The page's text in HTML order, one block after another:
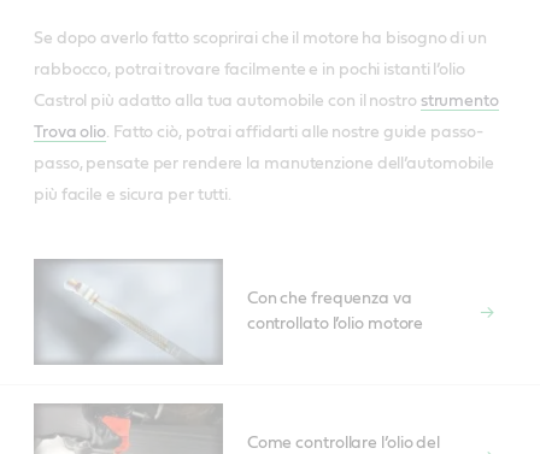
Se dopo averlo fatto scoprirai che il motore ha bisogno di un
rabbocco, potrai trovare facilmente e in pochi istanti l’olio
Castrol più adatto alla tua automobile con il nostro strumento
Trova olio . Fatto ciò, potrai affidarti alle nostre guide passo-
passo, pensate per rendere la manutenzione dell’automobile
più facile e sicura per tutti.
Con che frequenza va
controllato l’olio motore
Come controllare l’olio del